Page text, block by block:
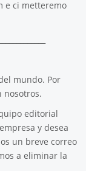
e ci metteremo
mundo. Por
nosotros.
editorial
y desea
un breve correo
a eliminar la